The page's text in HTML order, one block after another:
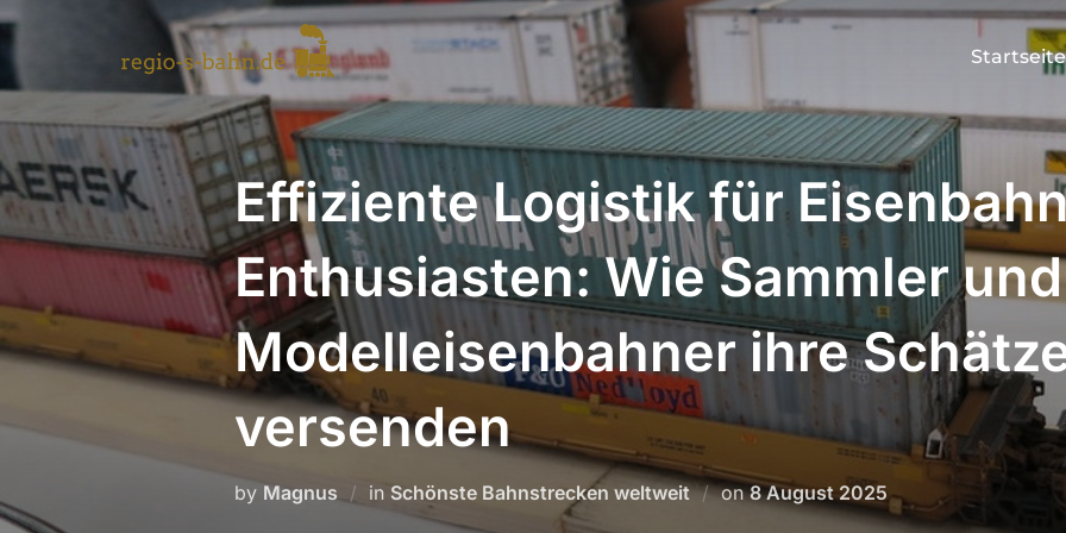
Skip
content
Startseite
Effiziente Logistik für
Enthusiasten: Wie Sammler und
Modelleisenbahner ihre
versenden
by Magnus in Schönste Bahnstrecken weltweit onPosted
8 August 2025